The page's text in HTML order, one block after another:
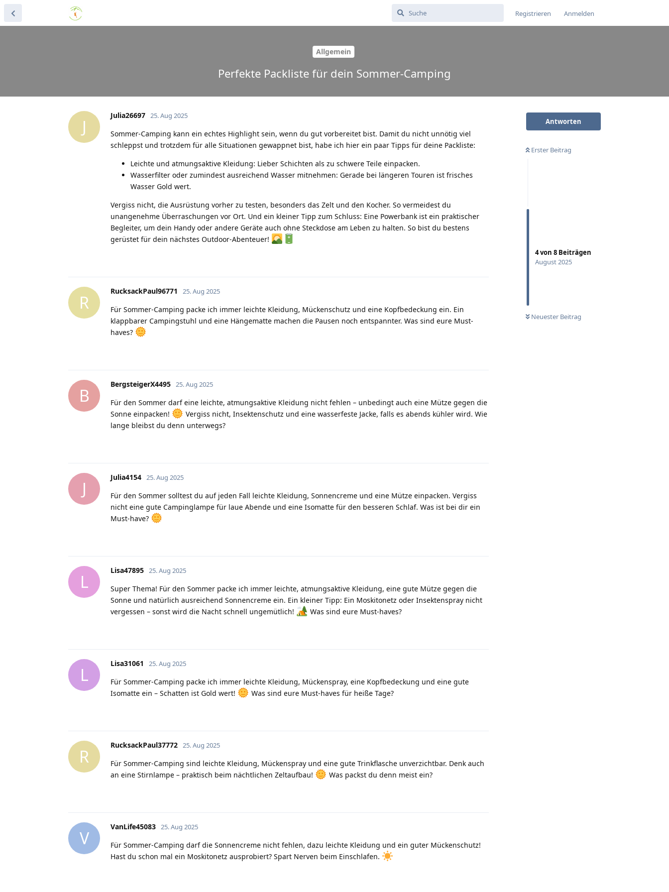
Registrieren Anmelden
Allgemein
Perfekte Packliste für dein Sommer-Camping
Antworten
Erster Beitrag
4von 8 Beiträgen
August 2025
Neuester Beitrag
J
Julia26697 25. Aug 2025
Sommer-Camping kann ein echtes Highlight sein, wenn du gut vorbereitet bist. Damit du nicht unnötig viel
schleppst und trotzdem für alle Situationen gewappnet bist, habe ich hier ein paar Tipps für deine Packliste:
Leichte und atmungsaktive Kleidung: Lieber Schichten als zu schwere Teile einpacken.
Wasserfilter oder zumindest ausreichend Wasser mitnehmen: Gerade bei längeren Touren ist frisches
Wasser Gold wert.
Vergiss nicht, die Ausrüstung vorher zu testen, besonders das Zelt und den Kocher. So vermeidest du
unangenehme Überraschungen vor Ort. Und ein kleiner Tipp zum Schluss: Eine Powerbank ist ein praktischer
Begleiter, um dein Handy oder andere Geräte auch ohne Steckdose am Leben zu halten. So bist du bestens
gerüstet für dein nächstes Outdoor-Abenteuer!
R
RucksackPaul96771 25. Aug 2025
Für Sommer-Camping packe ich immer leichte Kleidung, Mückenschutz und eine Kopfbedeckung ein. Ein
klappbarer Campingstuhl und eine Hängematte machen die Pausen noch entspannter. Was sind eure Must-
haves?
B
BergsteigerX4495 25. Aug 2025
Für den Sommer darf eine leichte, atmungsaktive Kleidung nicht fehlen – unbedingt auch eine Mütze gegen die
Sonne einpacken!
Vergiss nicht, Insektenschutz und eine wasserfeste Jacke, falls es abends kühler wird. Wie
lange bleibst du denn unterwegs?
J
Julia4154 25. Aug 2025
Für den Sommer solltest du auf jeden Fall leichte Kleidung, Sonnencreme und eine Mütze einpacken. Vergiss
nicht eine gute Campinglampe für laue Abende und eine Isomatte für den besseren Schlaf. Was ist bei dir ein
Must-have?
L
Lisa47895 25. Aug 2025
Super Thema! Für den Sommer packe ich immer leichte, atmungsaktive Kleidung, eine gute Mütze gegen die
Sonne und natürlich ausreichend Sonnencreme ein. Ein kleiner Tipp: Ein Moskitonetz oder Insektenspray nicht
vergessen – sonst wird die Nacht schnell ungemütlich!
Was sind eure Must-haves?
L
Lisa31061 25. Aug 2025
Für Sommer-Camping packe ich immer leichte Kleidung, Mückenspray, eine Kopfbedeckung und eine gute
Isomatte ein – Schatten ist Gold wert!
Was sind eure Must-haves für heiße Tage?
R
RucksackPaul37772 25. Aug 2025
Für Sommer-Camping sind leichte Kleidung, Mückenspray und eine gute Trinkflasche unverzichtbar. Denk auch
an eine Stirnlampe – praktisch beim nächtlichen Zeltaufbau!
Was packst du denn meist ein?
V
VanLife45083 25. Aug 2025
Für Sommer-Camping darf die Sonnencreme nicht fehlen, dazu leichte Kleidung und ein guter Mückenschutz!
Hast du schon mal ein Moskitonetz ausprobiert? Spart Nerven beim Einschlafen.